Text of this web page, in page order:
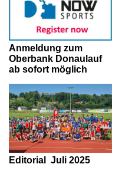
Anmeldung zum
Oberbank Donaulauf
ab sofort möglich
Editorial Juli 2025